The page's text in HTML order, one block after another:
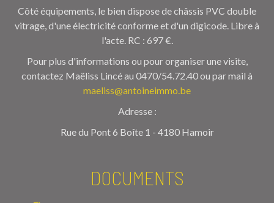
Côté équipements, le bien dispose de châssis PVC double
vitrage, d'une électricité conforme et d'un digicode. Libre à
l'acte. RC : 697 €.
Pour plus d'informations ou pour organiser une visite,
contactez Maëliss Lincé au 0470/54.72.40 ou par mail à
maeliss@antoineimmo.be
Adresse :
Rue du Pont 6 Boîte 1 - 4180 Hamoir
DOCUMENTS